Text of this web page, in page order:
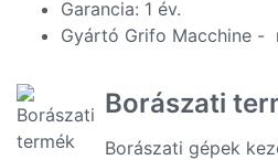
Garancia: 1 év.
Gyártó Grifo Macchine -
Borászati
Borászati gépek